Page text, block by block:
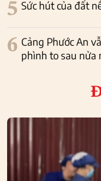
5 Sức hút của đất
6 Cảng Phước An
phình to sau nửa